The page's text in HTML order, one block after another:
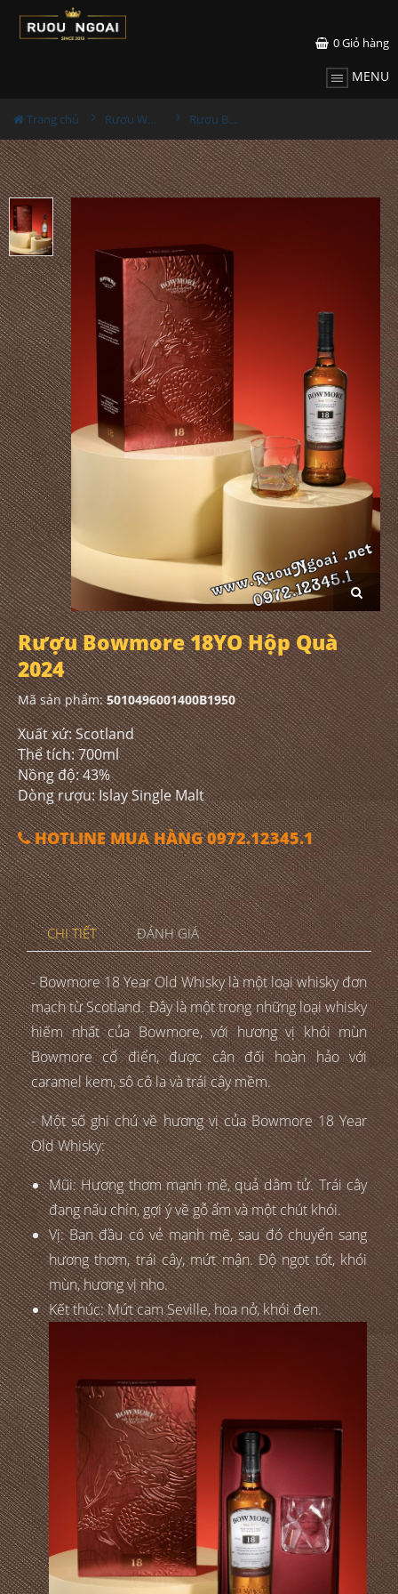
0Giỏ hàng
MENU
Trang chủ Rượu Whisky Rượu Bowmore 18YO Hộp Quà 2024
Rượu Bowmore 18YO Hộp Quà
2024
Mã sản phẩm:5010496001400B1950
Xuất xứ: Scotland
Thể tích: 700ml
Nồng độ: 43%
Dòng rượu: Islay Single Malt
HOTLINE MUA HÀNG 0972.12345.1
CHI TIẾT ĐÁNH GIÁ
- Bowmore 18 Year Old Whisky là một loại whisky đơn
mạch từ Scotland. Đây là một trong những loại whisky
hiếm nhất của Bowmore, với hương vị khói mùn
Bowmore cổ điển, được cân đối hoàn hảo với
caramel kem, sô cô la và trái cây mềm.
- Một số ghi chú về hương vị của Bowmore 18 Year
Old Whisky:
Mũi: Hương thơm mạnh mẽ, quả dâm tử. Trái cây
đang nấu chín, gợi ý về gỗ ẩm và một chút khói.
Vị: Ban đầu có vẻ mạnh mẽ, sau đó chuyển sang
hương thơm, trái cây, mứt mận. Độ ngọt tốt, khói
mùn, hương vị nho.
Kết thúc: Mứt cam Seville, hoa nở, khói đen.